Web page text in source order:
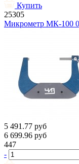
Купить
25305
Микрометр МК-100
5 491.77 руб
6 699.96 руб
447
-